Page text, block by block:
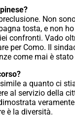
Non
tosta, e non
confronti. Vado
per Como. Il
come mai è
a quanto ci
al servizio della
è la diversità.